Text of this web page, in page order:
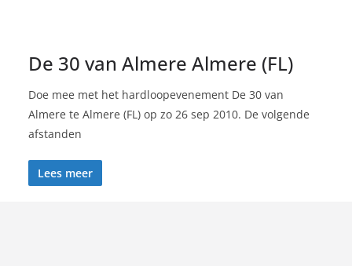
De 30 van Almere Almere (FL)
Doe mee met het hardloopevenement De 30 van
Almere te Almere (FL) op zo 26 sep 2010. De volgende
afstanden
Lees meer